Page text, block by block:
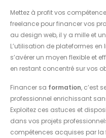
Mettez à profit vos
freelance pour financer vos
au design web, il y a mille et
L’utilisation de plateformes
s’avérer un moyen flexible et
en restant concentré sur vos
Financer sa formation, c’est
professionnel enrichissant
Exploitez ces astuces et
dans vos projets
compétences acquises par la